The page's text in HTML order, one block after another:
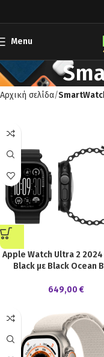
Menu
Αρχική σελίδα
Apple Watch Ultra 2
Black με Black Ocean
649,00 €